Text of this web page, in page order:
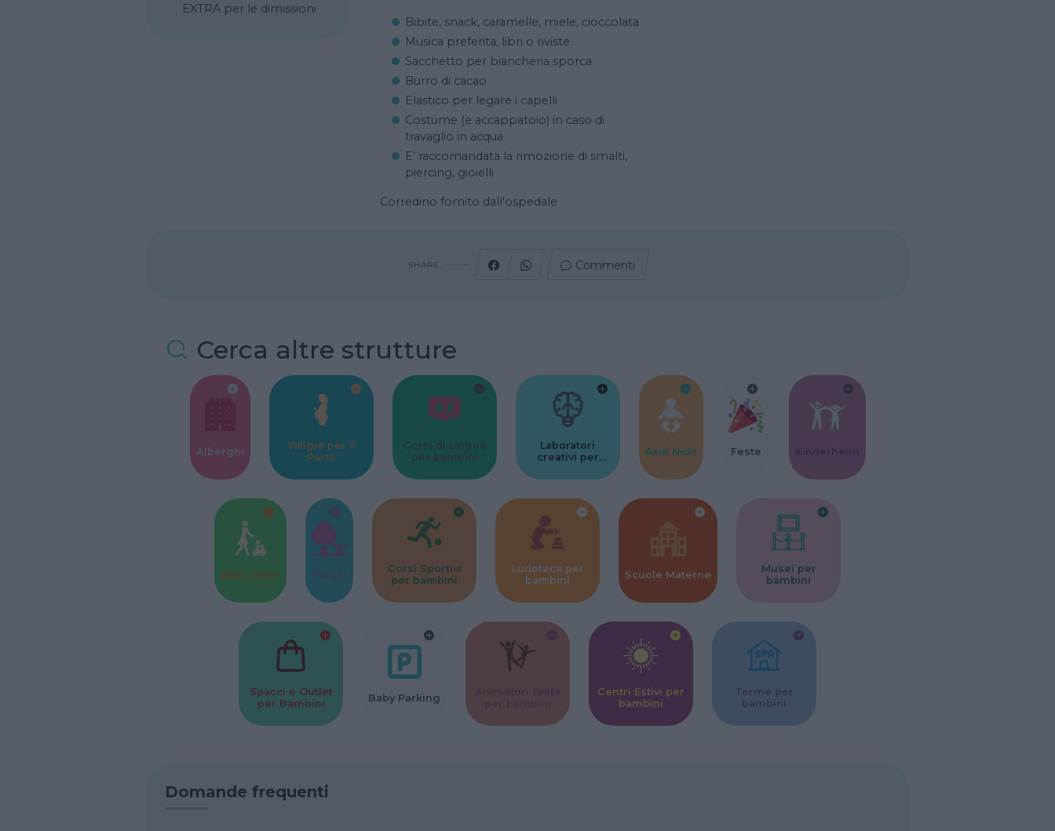
EXTRA per le dimissioni
Bibite, snack, caramelle, miele, cioccolata
Musica preferita, libri o riviste
Sacchetto per biancheria sporca
Burro di cacao
Elastico per legare i capelli
Costume (e accappatoio) in caso di
travaglio in acqua
E’ raccomandata la rimozione di smalti,
piercing, gioielli
Corredino fornito dall'ospedale
SHARE Commenti
Cerca altre strutture
Alberghi
Valigie per il
Parto
Corsi di Lingua
per bambini
Laboratori
creativi per
Asili Nido Feste Kinderheim
Baby Sitter Parchi
Corsi Sportivi
per bambini
Ludoteca per
bambini
Scuole Materne
Musei per
bambini
Spacci e Outlet
per Bambini
Baby Parking
Centri Estivi per
bambini
Terme per
bambini
Domande frequenti